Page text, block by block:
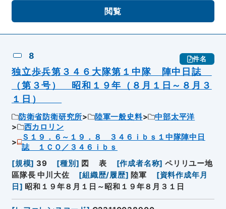
閲覧
8 件名
独立歩兵第３４６大隊第１中隊 陣中日誌
（第３号） 昭和１９年（８月１日～８月３
１日）
防衛省防衛研究所 陸軍一般史料
中部太平洋
西カロリン
Ｓ１９．６～１９．８ ３４６ｉｂｓ１中隊陣中日
誌 １ＣＯ／３４６ｉｂｓ
[規模] 39 [種別 ] 図 表 [作成者名称] ペリリユー地
區隊長 中川大佐
[組織歴/履歴] 陸軍 [資料作成年月
日 ] 昭和１９年８月１日～昭和１９年８月３１日